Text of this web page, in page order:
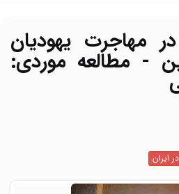
مهاجرت یهودیان
- مطالعه موردی: